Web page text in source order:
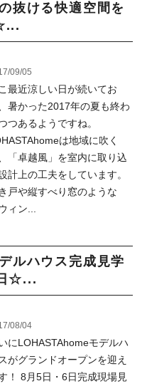
抜ける快適空間を
09/05
最近涼しい日が続いてお
暑かった2017年の夏も終わ
つあるようですね。
は地域に吹く
「卓越風」を室内に取り込
計上の工夫をしています。
戸や縦すべり窓のような
ィン...
ルハウス完成見学
☆...
08/04
にLOHASTAhomeモデルハ
がグランドオープンを迎え
！ 8月5日・6日完成現場見